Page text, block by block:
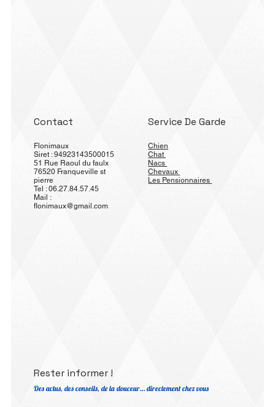
Contact
Flonimaux
Siret : 94923143500015
51 Rue Raoul du faulx
76520 Franqueville st
pierre
Tel : 06.27.84.57.45
Mail :
flonimaux@gmail.com
Service De Garde
Chien
Chat
Nacs
Chevaux
Les Pensionnaires
Rester informer !
Des actus, des conseils, de la douceur… directement chez vous